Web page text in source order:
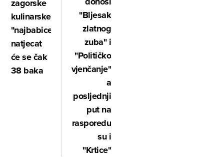
zagorske
kulinarske
"najbabice",
natjecat
će se čak
38 baka
"Bljesak
zlatnog
zuba" i
"Političko
vjenčanje",
a
posljednji
put na
rasporedu
su i
"Krtice"